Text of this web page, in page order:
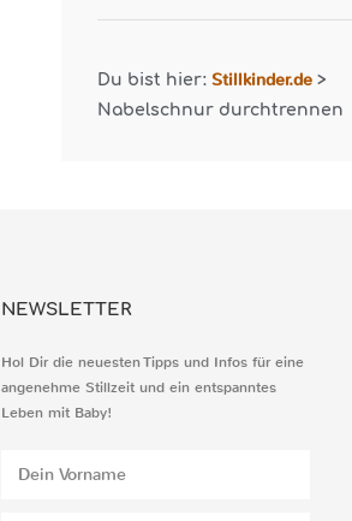
Du bist hier:Stillkinder.de >
Nabelschnur durchtrennen
NEWSLETTER
Hol Dir die neuesten Tipps und Infos für eine
angenehme Stillzeit und ein entspanntes
Leben mit Baby!